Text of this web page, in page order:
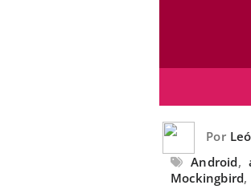
Por
Android,
Mockingbird,